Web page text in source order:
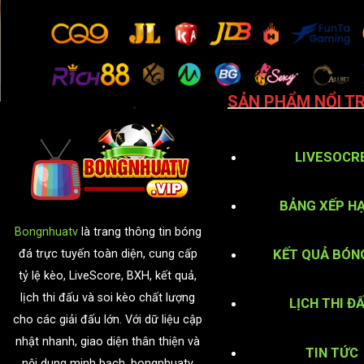
Bongnhuatvlà trang thông tin bóng
đá trực tuyến toàn diện, cung cấp
tỷ lệ kèo, LiveScore, BXH, kết quả,
lịch thi đấu và soi kèo chất lượng
cho các giải đấu lớn. Với dữ liệu cập
nhật nhanh, giao diện thân thiện và
SẢN PHẨM NỔI
BẢNG XẾP
KẾT QUẢ
LỊCH THI
TIN TỨC